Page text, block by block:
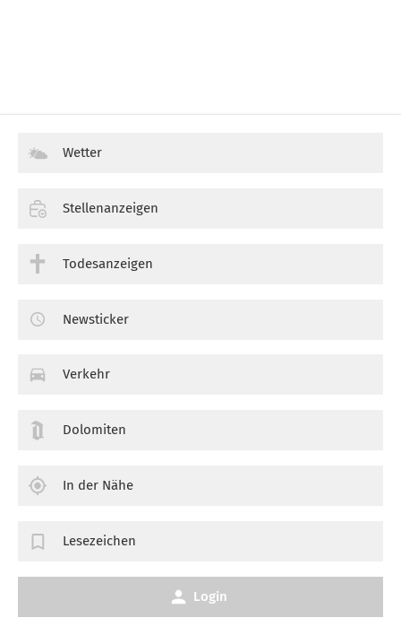
Wetter
Stellenanzeigen
Todesanzeigen
Newsticker
Verkehr
Dolomiten
In der Nähe
Lesezeichen
Login